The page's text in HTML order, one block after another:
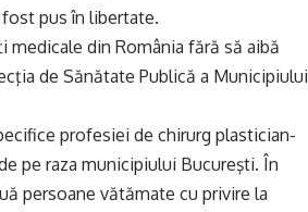
pus în libertate.
din România fără să aibă
de Sănătate Publică a Municipiului
profesiei de chirurg plastician-
pe raza municipiului Bucureşti. În
persoane vătămate cu privire la